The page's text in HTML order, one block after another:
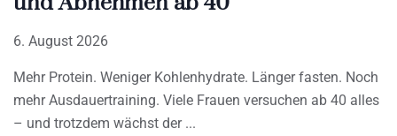
6. August 2026
Mehr Protein. Weniger Kohlenhydrate. Länger fasten. Noch
mehr Ausdauertraining. Viele Frauen versuchen ab 40 alles
– und trotzdem wächst der